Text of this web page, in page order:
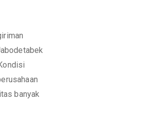
banyak